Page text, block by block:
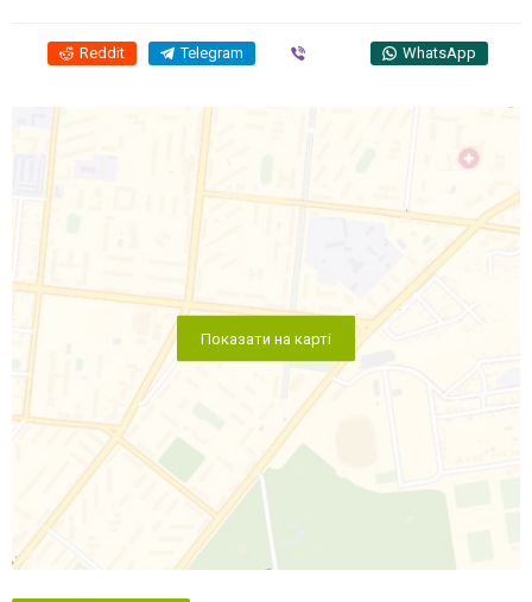
Reddit Telegram WhatsApp
Показати на карті